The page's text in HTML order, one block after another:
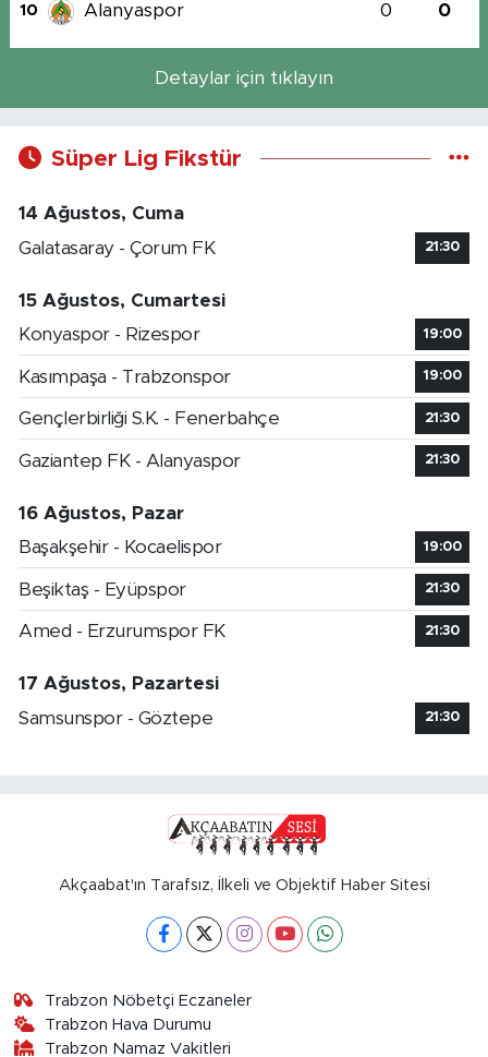
10 Alanyaspor 0 0
Detaylar için tıklayın
Süper Lig Fikstür
14 Ağustos, Cuma
Galatasaray - Çorum FK
21:30
15 Ağustos, Cumartesi
Konyaspor - Rizespor
19:00
Kasımpaşa - Trabzonspor 19:00
Gençlerbirliği S.K. - Fenerbahçe 21:30
Gaziantep FK - Alanyaspor 21:30
16 Ağustos, Pazar
Başakşehir - Kocaelispor
19:00
Beşiktaş - Eyüpspor 21:30
Amed - Erzurumspor FK 21:30
17 Ağustos, Pazartesi
Samsunspor - Göztepe
21:30
Akçaabat'ın Tarafsız, İlkeli ve Objektif Haber Sitesi
Trabzon Nöbetçi Eczaneler
Trabzon Hava Durumu
Trabzon Namaz Vakitleri